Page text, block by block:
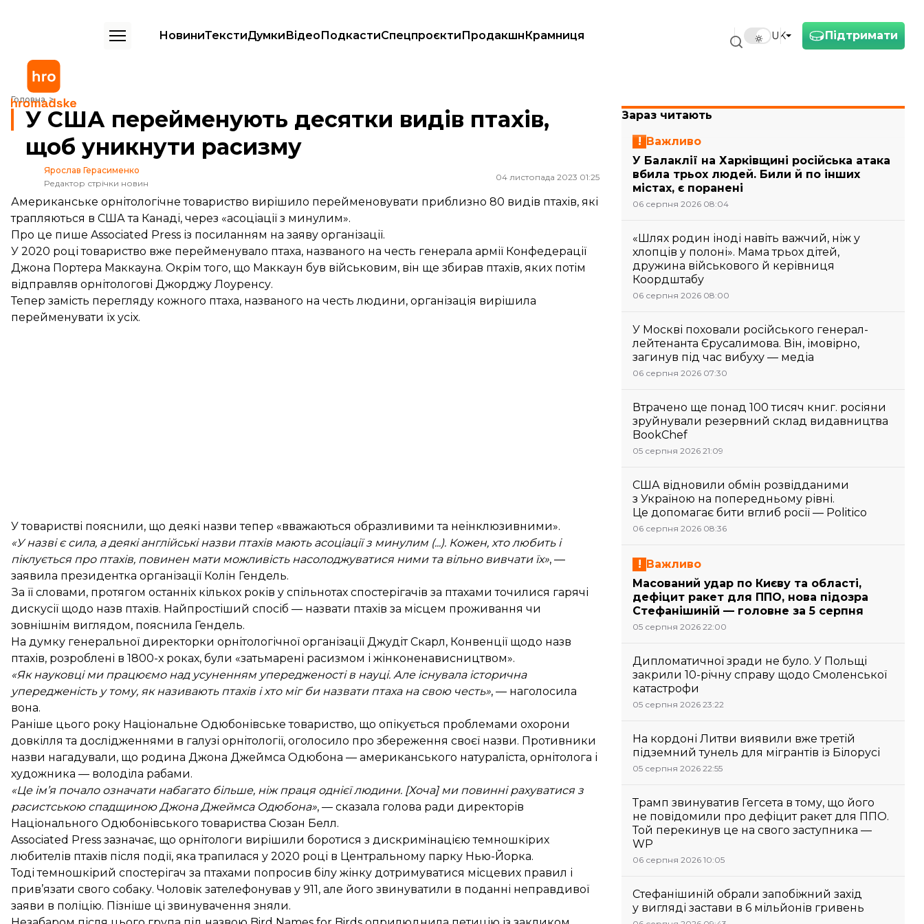
Підтримати
UK
НовиниТекстиДумкиВідеоПодкастиСпецпроєктиПродакшнКрамниця
Головна
У США перейменують десятки видів птахів, щоб уникнути расизму
У США перейменують десятки видів птахів,
щоб уникнути расизму
Ярослав Герасименко
Редактор стрічки новин
04 листопада 2023 01:25
Американське орнітологічне товариство вирішило перейменовувати приблизно 80 видів птахів, які
трапляються в США та Канаді, через «асоціації з минулим».
Про це пише Associated Press із посиланням на заяву організації.
У 2020 році товариство вже перейменувало птаха, названого на честь генерала армії Конфедерації
Джона Портера Маккауна. Окрім того, що Маккаун був військовим, він ще збирав птахів, яких потім
відправляв орнітологові Джорджу Лоуренсу.
Тепер замість перегляду кожного птаха, названого на честь людини, організація вирішила
перейменувати їх усіх.
У товаристві пояснили, що деякі назви тепер «вважаються образливими та неінклюзивними».
«У назві є сила, а деякі англійські назви птахів мають асоціації з минулим (...). Кожен, хто любить і
піклується про птахів, повинен мати можливість насолоджуватися ними та вільно вивчати їх», —
заявила президентка організації Колін Гендель.
За її словами, протягом останніх кількох років у спільнотах спостерігачів за птахами точилися гарячі
дискусії щодо назв птахів. Найпростіший спосіб — назвати птахів за місцем проживання чи
зовнішнім виглядом, пояснила Гендель.
На думку генеральної директорки орнітологічної організації Джудіт Скарл, Конвенції щодо назв
птахів, розроблені в 1800-х роках, були «затьмарені расизмом і жінконенависництвом».
«Як науковці ми працюємо над усуненням упередженості в науці. Але існувала історична
упередженість у тому, як називають птахів і хто міг би назвати птаха на свою честь», — наголосила
вона.
Раніше цього року Національне Одюбонівське товариство, що опікується проблемами охорони
довкілля та дослідженнями в галузі орнітології, оголосило про збереження своєї назви. Противники
назви нагадували, що родина Джона Джеймса Одюбона — американського натураліста, орнітолога і
художника — володіла рабами.
«Це ім’я почало означати набагато більше, ніж праця однієї людини. [Хоча] ми повинні рахуватися з
расистською спадщиною Джона Джеймса Одюбона», — сказала голова ради директорів
Національного Одюбонівського товариства Сюзан Белл.
Associated Press зазначає, що орнітологи вирішили боротися з дискримінацією темношкірих
любителів птахів після події, яка трапилася у 2020 році в Центральному парку Нью-Йорка.
Тоді темношкірий спостерігач за птахами попросив білу жінку дотримуватися місцевих правил і
прив’язати свого собаку. Чоловік зателефонував у 911, але його звинуватили в поданні неправдивої
заяви в поліцію. Пізніше ці звинувачення зняли.
Зараз читають
Важливо
У Балаклії на Харківщині російська атака
вбила трьох людей. Били й по інших
містах, є поранені
06 серпня 2026 08:04
«Шлях родин іноді навіть важчий, ніж у
хлопців у полоні». Мама трьох дітей,
дружина військового й керівниця
Коордштабу
06 серпня 2026 08:00
У Москві поховали російського генерал-
лейтенанта Єрусалимова. Він, імовірно,
загинув під час вибуху — медіа
06 серпня 2026 07:30
Втрачено ще понад 100 тисяч книг. росіяни
зруйнували резервний склад видавництва
BookChef
05 серпня 2026 21:09
США відновили обмін розвідданими
з Україною на попередньому рівні.
Це допомагає бити вглиб росії — Politico
06 серпня 2026 08:36
Важливо
Масований удар по Києву та області,
дефіцит ракет для ППО, нова підозра
Стефанішиній — головне за 5 серпня
05 серпня 2026 22:00
Дипломатичної зради не було. У Польщі
закрили 10-річну справу щодо Смоленської
катастрофи
05 серпня 2026 23:22
На кордоні Литви виявили вже третій
підземний тунель для мігрантів із Білорусі
05 серпня 2026 22:55
Трамп звинуватив Гегсета в тому, що його
не повідомили про дефіцит ракет для ППО.
Той перекинув це на свого заступника —
WP
06 серпня 2026 10:05
Стефанішиній обрали запобіжний захід
у вигляді застави в 6 мільйонів гривень